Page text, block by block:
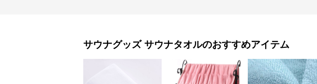
サウナグッズ サウナタオルのおすすめアイテム